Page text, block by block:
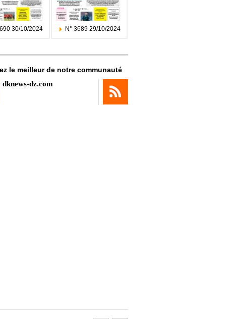
30/10/2024 N° 3689 29/10/2024
le meilleur de notre communauté
dknews-dz.com